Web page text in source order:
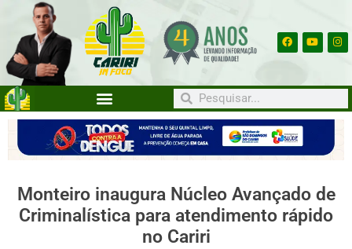
Monteiro inaugura Núcleo Avançado de
Criminalística para atendimento rápido
no Cariri